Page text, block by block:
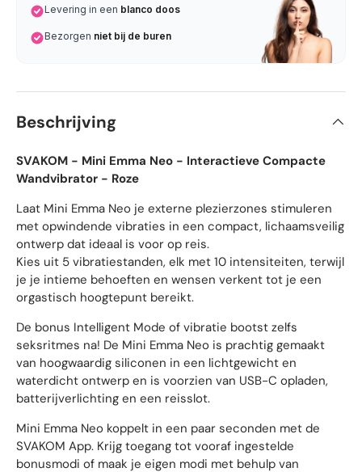
Levering in een blanco doos
Bezorgen niet bij de buren
Beschrijving
SVAKOM - Mini Emma Neo - Interactieve Compacte
Wandvibrator - Roze
Laat Mini Emma Neo je externe plezierzones stimuleren
met opwindende vibraties in een compact, lichaamsveilig
ontwerp dat ideaal is voor op reis.
Kies uit 5 vibratiestanden, elk met 10 intensiteiten, terwijl
je je intieme behoeften en wensen verkent tot je een
orgastisch hoogtepunt bereikt.
De bonus Intelligent Mode of vibratie bootst zelfs
seksritmes na! De Mini Emma Neo is prachtig gemaakt
van hoogwaardig siliconen in een lichtgewicht en
waterdicht ontwerp en is voorzien van USB-C opladen,
batterijverlichting en een reisslot.
Mini Emma Neo koppelt in een paar seconden met de
SVAKOM App. Krijg toegang tot vooraf ingestelde
bonusmodi of maak je eigen modi met behulp van